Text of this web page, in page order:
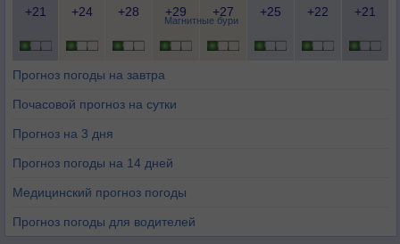
Магнитные бури
+21 +24 +28 +29 +27 +25 +22 +21
Прогноз погоды на завтра
Почасовой прогноз на сутки
Прогноз на 3 дня
Прогноз погоды на 14 дней
Медицинский прогноз погоды
Прогноз погоды для водителей